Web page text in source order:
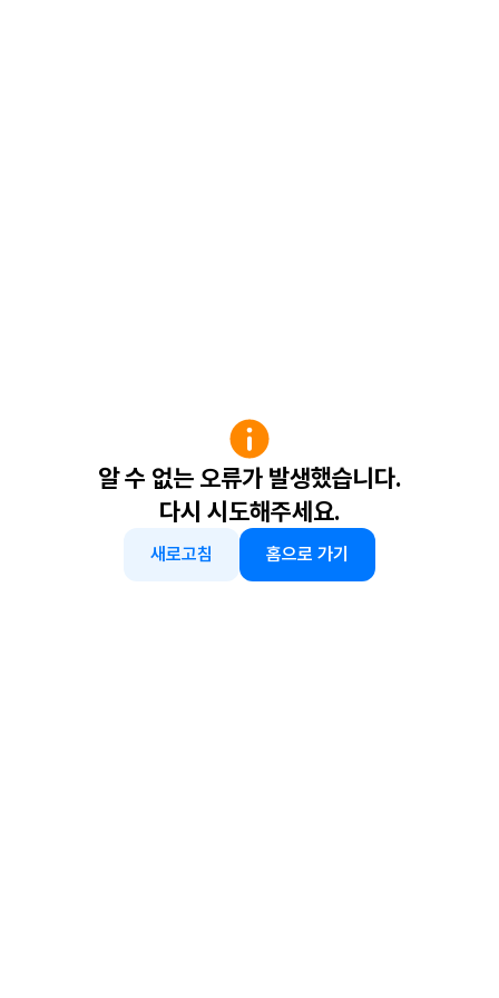
알 수 없는 오류가 발생했습니다.
다시 시도해주세요.
새로고침 홈으로 가기